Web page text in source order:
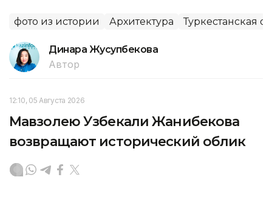
фото из истории Архитектура Туркестанская
Динара Жусупбекова
Автор
12:10, 05 Августа 2026
Мавзолею Узбекали Жанибекова
возвращают исторический облик